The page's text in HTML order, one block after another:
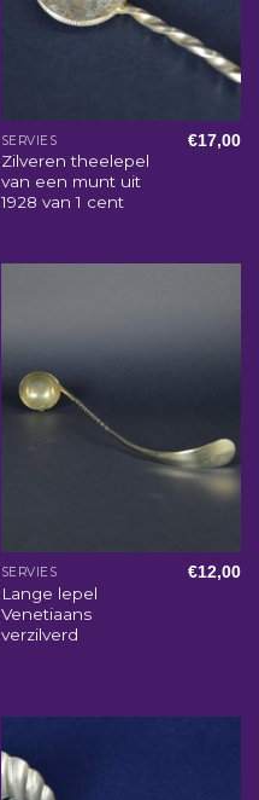
SERVIES
Zilveren theelepel
van een munt uit
1928 van 1 cent
€17,00
SERVIES
Lange lepel
Venetiaans
verzilverd
€12,00